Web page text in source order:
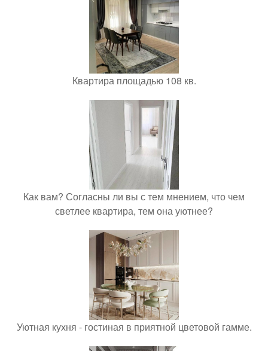
Квартира площадью 108 кв.
Как вам? Согласны ли вы с тем мнением, что чем
светлее квартира, тем она уютнее?
Уютная кухня - гостиная в приятной цветовой гамме.